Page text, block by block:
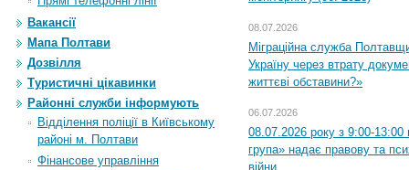
Вакансії
Мапа Полтави
Дозвілля
Туристичні цікавинки
Районні служби інформують
Відділення поліції в Київському
районі м. Полтави
Фінансове управління
08.07.2026
Міграційна служба
Україну через втрату
життєві обставини?»
06.07.2026
08.07.2026 року з 9:00-13:00
група» надає правову та
війни